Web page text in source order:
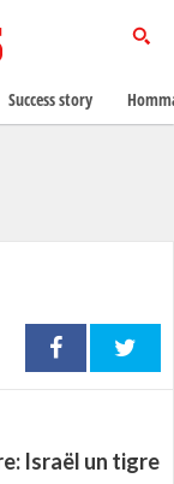
Israël un tigre
Success story